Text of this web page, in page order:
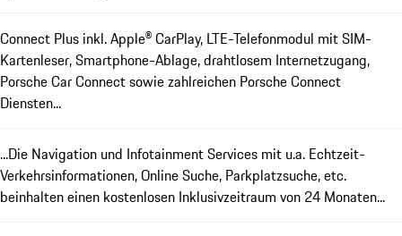
Connect Plus inkl. Apple® CarPlay, LTE-Telefonmodul mit SIM-
Kartenleser, Smartphone-Ablage, drahtlosem Internetzugang,
Porsche Car Connect sowie zahlreichen Porsche Connect
Diensten...
...Die Navigation und Infotainment Services mit u.a. Echtzeit-
Verkehrsinformationen, Online Suche, Parkplatzsuche, etc.
beinhalten einen kostenlosen Inklusivzeitraum von 24 Monaten...